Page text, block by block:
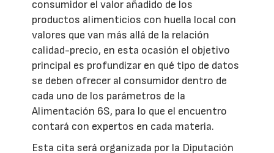
consumidor el valor añadido de los
productos alimenticios con huella local con
valores que van más allá de la relación
calidad-precio, en esta ocasión el objetivo
principal es profundizar en qué tipo de datos
se deben ofrecer al consumidor dentro de
cada uno de los parámetros de la
Alimentación 6S, para lo que el encuentro
contará con expertos en cada materia.
Esta cita será organizada por la Diputación